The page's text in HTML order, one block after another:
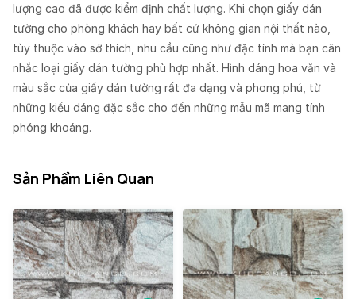
lượng cao đã được kiểm định chất lượng. Khi chọn giấy dán
tường cho phòng khách hay bất cứ không gian nội thất nào,
tùy thuộc vào sở thích, nhu cầu cũng như đặc tính mà bạn cân
nhắc loại giấy dán tường phù hợp nhất. Hình dáng hoa văn và
màu sắc của giấy dán tường rất đa dạng và phong phú, từ
những kiểu dáng đặc sắc cho đến những mẫu mã mang tính
phóng khoáng.
Sản Phẩm Liên Quan